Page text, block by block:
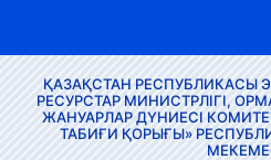
ҚАЗАҚСТАН РЕСПУБЛИКАСЫ
РЕСУРСТАР МИНИСТРЛІГІ,
ЖАНУАРЛАР ДҮНИЕСІ
ТАБИҒИ ҚОРЫҒЫ»